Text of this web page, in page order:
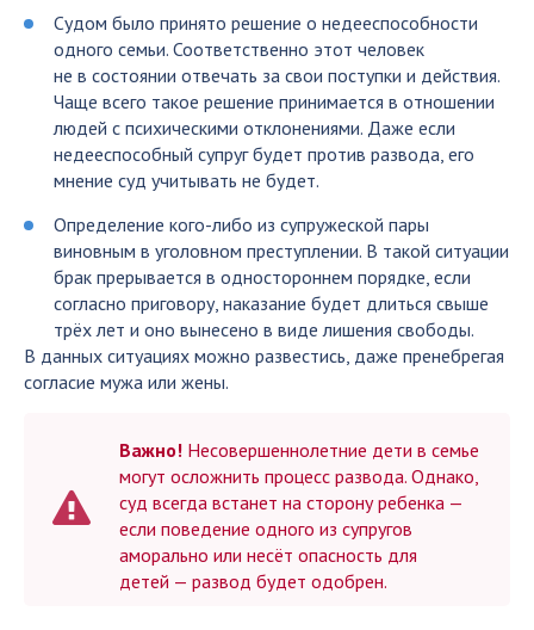
Судом было принято решение о недееспособности
одного семьи. Соответственно этот человек
не в состоянии отвечать за свои поступки и действия.
Чаще всего такое решение принимается в отношении
людей с психическими отклонениями. Даже если
недееспособный супруг будет против развода, его
мнение суд учитывать не будет.
Определение кого-либо из супружеской пары
виновным в уголовном преступлении. В такой ситуации
брак прерывается в одностороннем порядке, если
согласно приговору, наказание будет длиться свыше
трёх лет и оно вынесено в виде лишения свободы.
В данных ситуациях можно развестись, даже пренебрегая
согласие мужа или жены.
Важно! Несовершеннолетние дети в семье
могут осложнить процесс развода. Однако,
суд всегда встанет на сторону ребенка —
если поведение одного из супругов
аморально или несёт опасность для
детей — развод будет одобрен.